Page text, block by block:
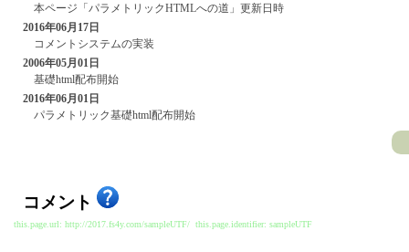
本ページ「パラメトリックHTMLへの道」更新日時
2016年06月17日
コメントシステムの実装
2006年05月01日
基礎html配布開始
2016年06月01日
パラメトリック基礎html配布開始
コメント
this.page.url: http://2017.fs4y.com/sampleUTF/ this.page.identifier: sampleUTF